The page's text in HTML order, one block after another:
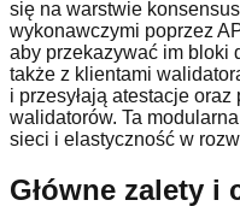
się na warstwie
wykonawczymi poprzez
aby przekazywać im bloki
także z klientami
i przesyłają atestacje
walidatorów. Ta
sieci i elastyczność w
Główne zalety i